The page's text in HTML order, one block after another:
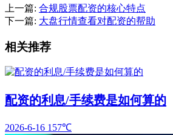
上一篇: 合规股票配资的核心特点
下一篇: 大盘行情查看对配资的帮助
相关推荐
配资的利息/手续费是如何算的
2026-6-16 157℃